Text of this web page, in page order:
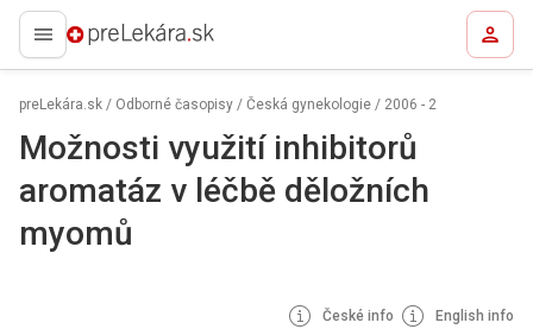
preLekára.sk
preLekára.sk / Odborné časopisy / Česká gynekologie / 2006 - 2
Možnosti využití inhibitorů
aromatáz v léčbě děložních
myomů
České info English info